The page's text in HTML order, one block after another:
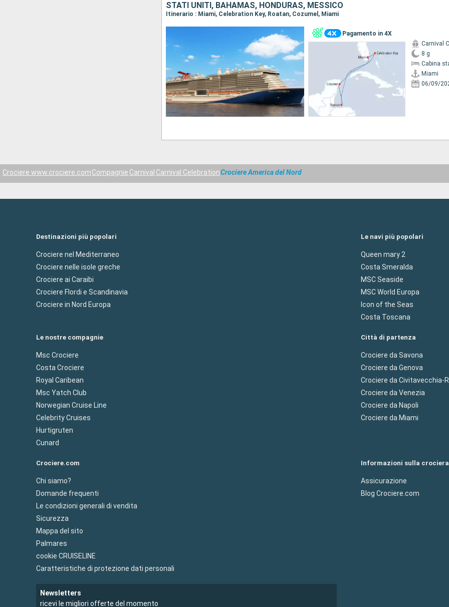
STATI UNITI, BAHAMAS, HONDURAS, MESSICO
Itinerario : Miami, Celebration Key, Roatan, Cozumel, Miami
Pagamento in 4X
Carnival
8 g
Cabina
Miami
06/09/
Crociere www.crociere.comCompagnie Carnival Carnival CelebrationCrociere America del Nord
Destinazioni più popolari
Crociere nel Mediterraneo
Crociere nelle isole greche
Crociere ai Caraibi
Crociere Flordi e Scandinavia
Crociere in Nord Europa
Le navi più popolari
Queen mary 2
Costa Smeralda
MSC Seaside
MSC World Europa
Icon of the Seas
Costa Toscana
Le nostre compagnie
Msc Crociere
Costa Crociere
Royal Caribean
Msc Yatch Club
Norwegian Cruise Line
Celebrity Cruises
Hurtigruten
Cunard
Città di partenza
Crociere da Savona
Crociere da Genova
Crociere da Civitavecchia-
Crociere da Venezia
Crociere da Napoli
Crociere da Miami
Crociere.com
Chi siamo?
Domande frequenti
Le condizioni generali di vendita
Sicurezza
Mappa del sito
Palmares
cookie CRUISELINE
Caratteristiche di protezione dati personali
Informazioni sulla crociera
Assicurazione
Blog Crociere.com
Newsletters
ricevi le migliori offerte del momento